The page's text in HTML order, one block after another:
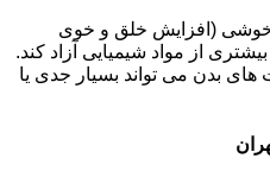
(افزایش خلق و خوی
از مواد شیمیایی آزاد کند.
های بدن می تواند بسیار جدی یا